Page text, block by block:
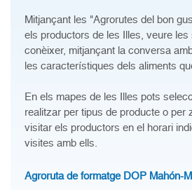
Mitjançant les "Agrorutes del bon
els productors de les Illes, veure les
conèixer, mitjançant la conversa
les característiques dels aliments
En els mapes de les Illes pots
realitzar per tipus de producte o per
visitar els productors en el horari
visites amb ells.
Agroruta de formatge DOP Mahón-